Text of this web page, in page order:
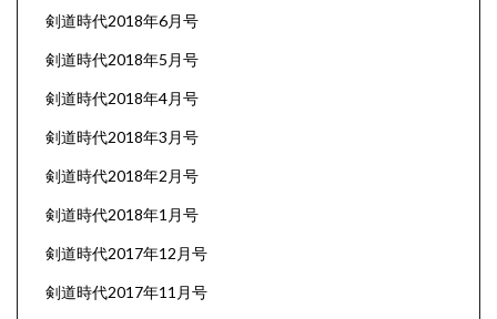
剣道時代2018年6月号
剣道時代2018年5月号
剣道時代2018年4月号
剣道時代2018年3月号
剣道時代2018年2月号
剣道時代2018年1月号
剣道時代2017年12月号
剣道時代2017年11月号